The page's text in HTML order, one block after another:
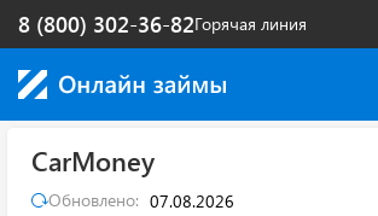
Горячая линия
8 (800) 302-36-82
CarMoney
Обновлено: 07.08.2026